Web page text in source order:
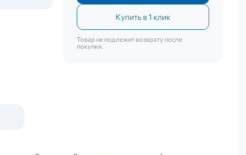
Купить в 1 клик
Товар не подлежит возврату после
покупки.